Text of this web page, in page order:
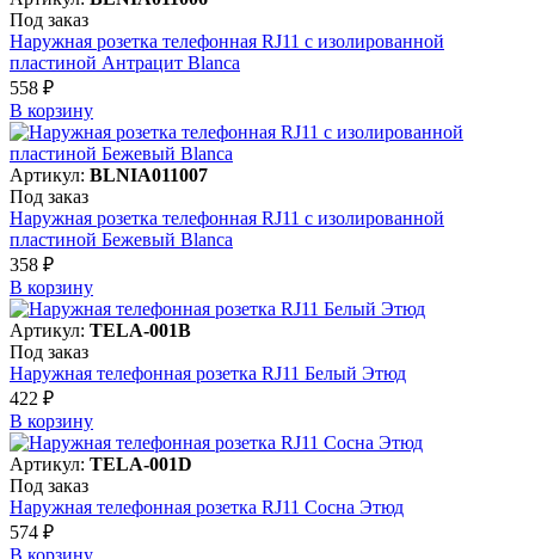
Под заказ
Наружная розетка телефонная RJ11 с изолированной
пластиной Антрацит Blanca
558 ₽
В корзинy
Артикул: BLNIA011007
Под заказ
Наружная розетка телефонная RJ11 с изолированной
пластиной Бежевый Blanca
358 ₽
В корзинy
Артикул: TELA-001B
Под заказ
Наружная телефонная розетка RJ11 Белый Этюд
422 ₽
В корзинy
Артикул: TELA-001D
Под заказ
Наружная телефонная розетка RJ11 Сосна Этюд
574 ₽